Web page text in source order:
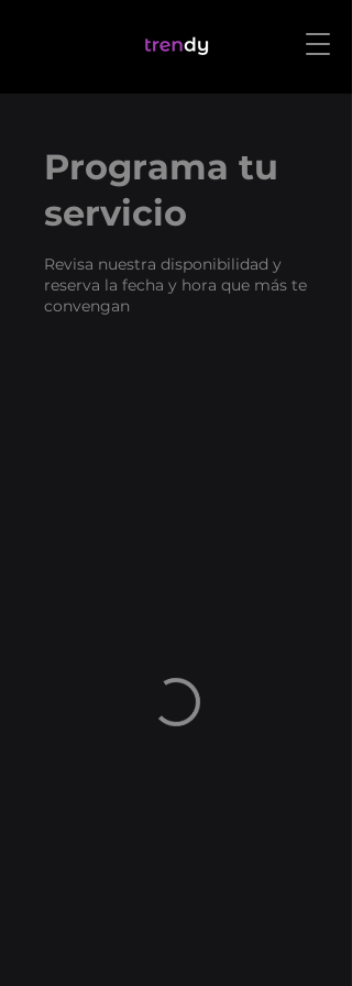
Programa tu
servicio
Revisa nuestra disponibilidad y
reserva la fecha y hora que más te
convengan